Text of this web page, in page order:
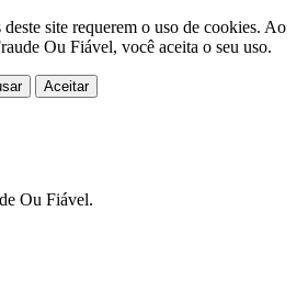
site requerem o uso de cookies. Ao
Ou Fiável, você aceita o seu uso.
Aceitar
Ou Fiável.